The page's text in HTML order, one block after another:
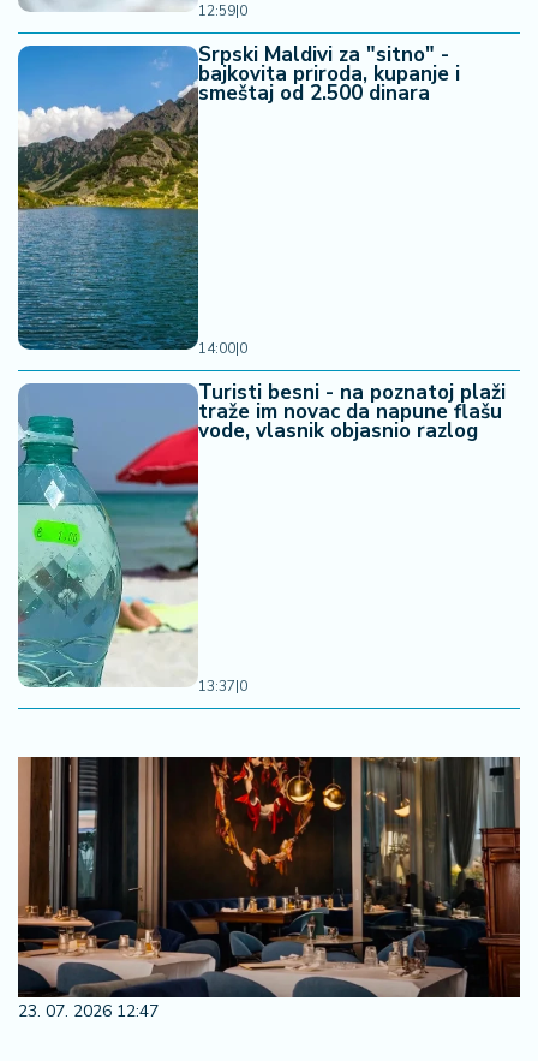
12:59|0
Srpski Maldivi za "sitno" -
bajkovita priroda, kupanje i
smeštaj od 2.500 dinara
14:00|0
Turisti besni - na poznatoj plaži
traže im novac da napune flašu
vode, vlasnik objasnio razlog
13:37|0
23. 07. 2026 12:47